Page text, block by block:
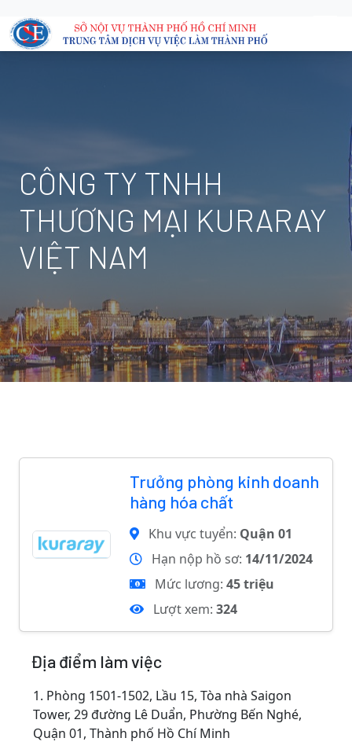
CÔNG TY TNHH
THƯƠNG MẠI KURARAY
VIỆT NAM
Trưởng phòng kinh doanh
hàng hóa chất
Khu vực tuyển: Quận 01
Hạn nộp hồ sơ: 14/11/2024
Mức lương: 45 triệu
Lượt xem: 324
Địa điểm làm việc
1. Phòng 1501-1502, Lầu 15, Tòa nhà Saigon
Tower, 29 đường Lê Duẩn, Phường Bến Nghé,
Quận 01, Thành phố Hồ Chí Minh